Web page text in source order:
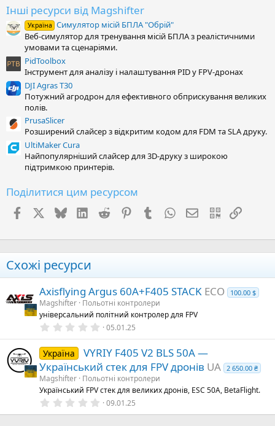
р
к
а
(
и
)
Інші ресурси від Magshifter
Україна Симулятор місій БПЛА "Обрій"
Веб-симулятор для тренування місій БПЛА з реалістичними
умовами та сценаріями.
PidToolbox
Інструмент для аналізу і налаштування PID у FPV-дронах
DJI Agras T30
Потужний агродрон для ефективного обприскування великих
полів.
PrusaSlicer
Розширений слайсер з відкритим кодом для FDM та SLA друку.
UltiMaker Cura
Найпопулярніший слайсер для 3D-друку з широкою
підтримкою принтерів.
Поділитися цим ресурсом
FacebookX (Twitter)
BlueskyLinkedInReddit PinterestTumblr WhatsApp
E-mail QR Code
Схожі ресурси
Axisflying Argus 60A+F405 STACK ECO 100.00 $
Magshifter Польотні контролери
універсальний політний контролер для FPV
0
0
0
з
і
р
к
а
и
05.01.25
Україна
VYRIY F405 V2 BLS 50A —
Український стек для FPV дронів UA 2 650.00 ₴
Magshifter Польотні контролери
Український FPV стек для великих дронів, ESC 50A, BetaFlight.
0
0
09.01.25